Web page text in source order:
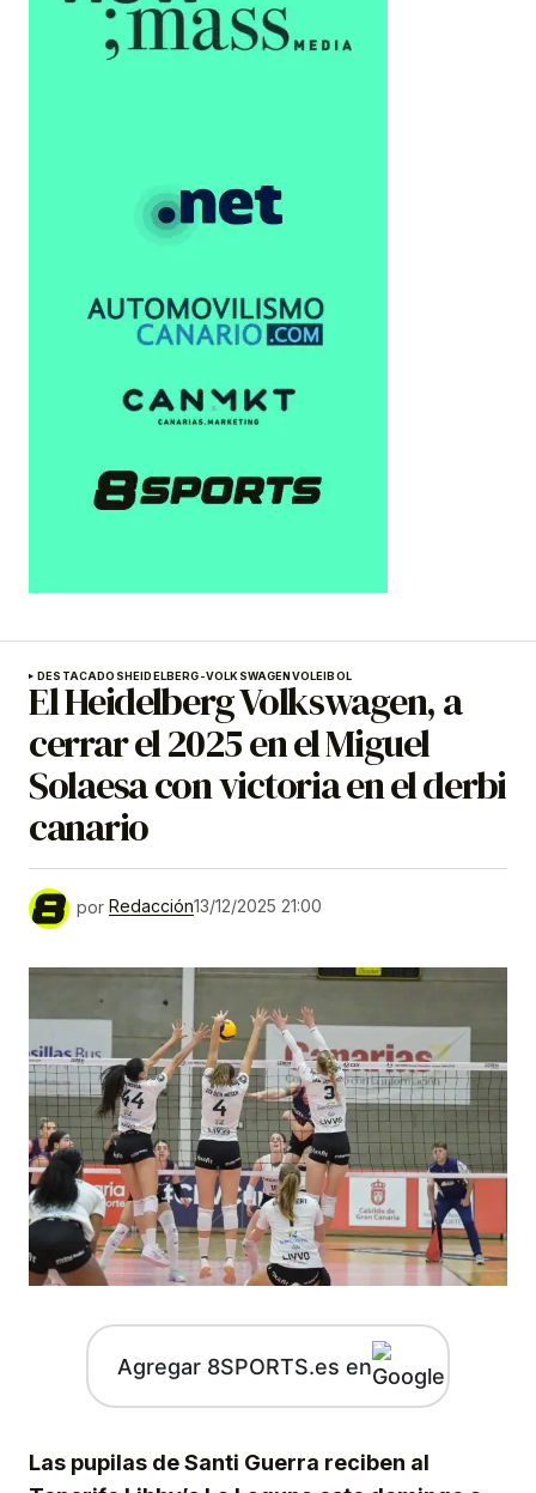
DESTACADOSHEIDELBERG-VOLKSWAGENVOLEIBOL
El Heidelberg Volkswagen, a
cerrar el 2025 en el Miguel
Solaesa con victoria en el derbi
canario
por Redacción13/12/2025 21:00
Agregar 8SPORTS.es en
Las pupilas de Santi Guerra reciben al